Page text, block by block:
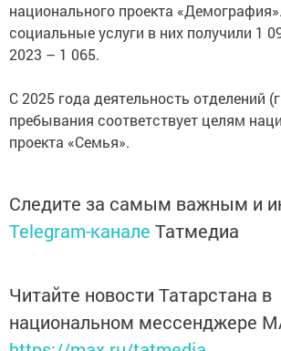
национального проекта
социальные услуги в них получили 1
2023 – 1 065.
С 2025 года деятельность отделений
пребывания соответствует целям
проекта «Семья».
Следите за самым важным и
Telegram-канале Татмедиа
Читайте новости Татарстана в
национальном мессенджере